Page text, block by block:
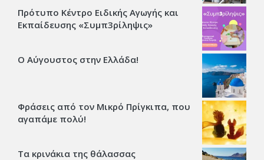
Πρότυπο Κέντρο Ειδικής Αγωγής και
Εκπαίδευσης «Συμπ3ρίληψις»
Ο Αύγουστος στην Ελλάδα!
Φράσεις από τον Μικρό Πρίγκιπα, που
αγαπάμε πολύ!
Τα κρινάκια της θάλασσας